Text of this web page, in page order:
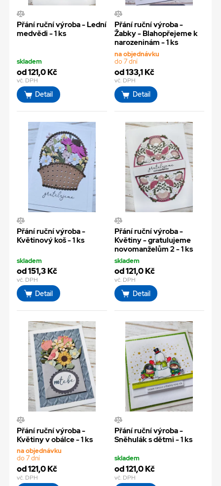
Přání ruční výroba - Lední
medvědi - 1 ks
skladem
od 121,0 Kč
vč. DPH
Detail
Přání ruční výroba -
Žabky - Blahopřejeme k
narozeninám - 1 ks
na objednávku
do 7 dní
od 133,1 Kč
vč. DPH
Detail
Přání ruční výroba -
Květinový koš - 1 ks
skladem
od 151,3 Kč
vč. DPH
Detail
Přání ruční výroba -
Květiny - gratulujeme
novomanželům 2 - 1 ks
skladem
od 121,0 Kč
vč. DPH
Detail
Přání ruční výroba -
Květiny v obálce - 1 ks
na objednávku
do 7 dní
od 121,0 Kč
vč. DPH
Přání ruční výroba -
Sněhulák s dětmi - 1 ks
skladem
od 121,0 Kč
vč. DPH